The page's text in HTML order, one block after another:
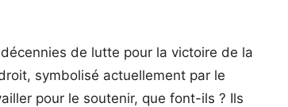
de lutte pour la victoire de la
symbolisé actuellement par le
pour le soutenir, que font-ils ? Ils